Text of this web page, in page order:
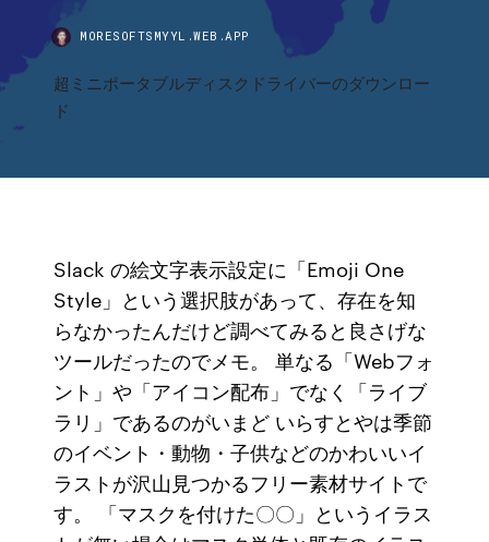
MORESOFTSMYYL.WEB.APP
超ミニポータブルディスクドライバーのダウンロー
ド
Slack の絵文字表示設定に「Emoji One
Style」という選択肢があって、存在を知
らなかったんだけど調べてみると良さげな
ツールだったのでメモ。 単なる「Webフォ
ント」や「アイコン配布」でなく「ライブ
ラリ」であるのがいまど いらすとやは季節
のイベント・動物・子供などのかわいいイ
ラストが沢山見つかるフリー素材サイトで
す。 「マスクを付けた〇〇」というイラス